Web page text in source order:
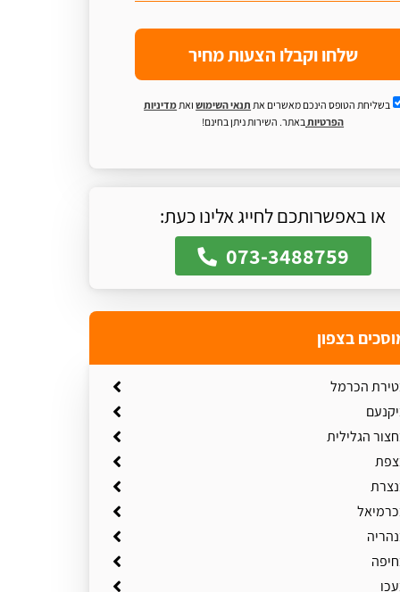
שלחו וקבלו הצעות מחיר
בשליחת הטופס הינכם מאשרים את תנאי השימושואתמדיניות
הפרטיותבאתר. השירות ניתן בחינם!
או באפשרותכם לחייג אלינו כעת:
073-3488759
בצפון
הכרמל
הגלילית